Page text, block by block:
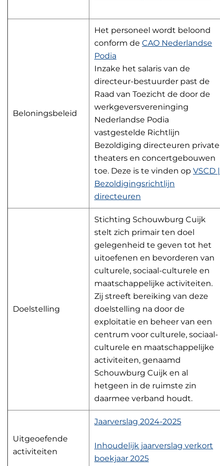
Beloningsbeleid
Het personeel wordt beloond
conform de CAO Nederlandse
Podia
Inzake het salaris van de
directeur-bestuurder past de
Raad van Toezicht de door de
werkgeversvereninging
Nederlandse Podia
vastgestelde Richtlijn
Bezoldiging directeuren private
theaters en concertgebouwen
toe. Deze is te vinden op VSCD |
Bezoldigingsrichtlijn
directeuren
Doelstelling
Stichting Schouwburg Cuijk
stelt zich primair ten doel
gelegenheid te geven tot het
uitoefenen en bevorderen van
culturele, sociaal-culturele en
maatschappelijke activiteiten.
Zij streeft bereiking van deze
doelstelling na door de
exploitatie en beheer van een
centrum voor culturele, sociaal-
culturele en maatschappelijke
activiteiten, genaamd
Schouwburg Cuijk en al
hetgeen in de ruimste zin
daarmee verband houdt.
Uitgeoefende
activiteiten
Jaarverslag 2024-2025
Inhoudelijk jaarverslag verkort
boekjaar 2025